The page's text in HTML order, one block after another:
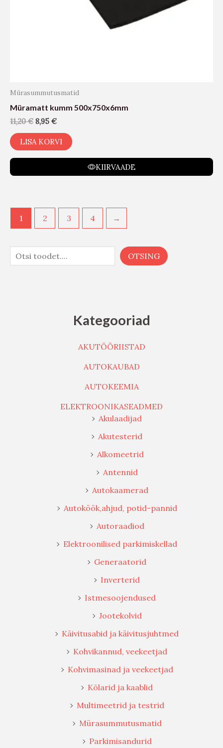
OTSING
Kategooriad
AKUTÖÖRIISTAD
AUTOKAUBAD
AUTOKEEMIA
ELEKTROONIKASEADMED
Akulaadijad
Akutesterid
Alkomeetrid
Antennid
Autokaamerad
Autoköök,ahjud, potid-pannid
Autoraadiod
Elektroonilised parkimiskellad
Generaatorid
Inverterid
Istmesoojendused
Jootekolvid
Käivitusabid ja käivitusjuhtmed
Kohvikannud, veekeetjad
Kohvimasinad ja veekeetjad
Kõlarid ja kaablid
Multimeetrid ja testrid
Mürasummutusmatid
Parkimisandurid
Mürasummutusmatid
Müramatt kumm 500x750x6mm
11,20€ 8,95 €
LISA KORVI
KIIRVAADE
1 2 3 4 →